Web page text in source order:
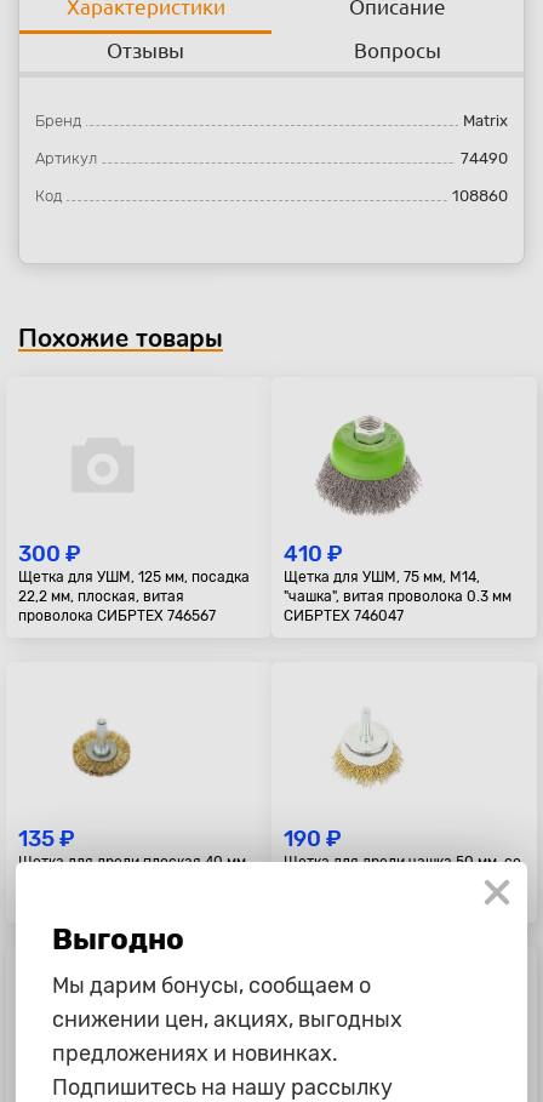
Характеристики
Описание
Отзывы
Вопросы
Бренд Matrix
Артикул 74490
Код 108860
Похожие товары
300 ₽
Щетка для УШМ, 125 мм, посадка
22,2 мм, плоская, витая
проволока СИБРТЕХ 746567
410 ₽
Щетка для УШМ, 75 мм, М14,
"чашка", витая проволока 0.3 мм
СИБРТЕХ 746047
135 ₽
Щетка для дрели плоская 40 мм,
190 ₽
Щетка для дрели чашка 50 мм, со
проволока d=0.3мм, 4500 об/мин
Выгодно
Мы дарим бонусы, сообщаем о
снижении цен, акциях, выгодных
предложениях и новинках.
Подпишитесь на нашу рассылку